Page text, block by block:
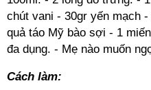
chút vani - 30gr yến mạch
quả táo Mỹ bào sợi - 1
đa dụng. - Mẹ nào muốn
Cách làm: